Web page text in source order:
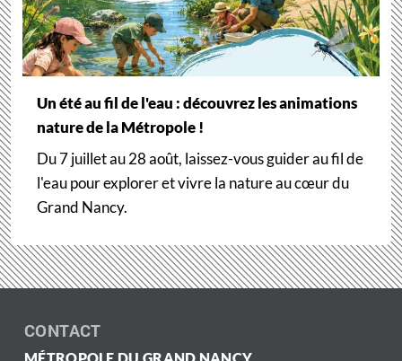
Un été au fil de l'eau : découvrez les animations
nature de la Métropole !
Du 7 juillet au 28 août, laissez-vous guider au fil de
l'eau pour explorer et vivre la nature au cœur du
Grand Nancy.
CONTACT